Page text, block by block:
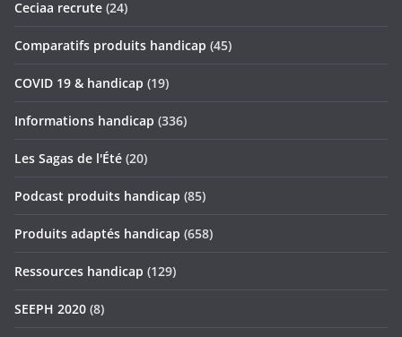
Ceciaa recrute (24)
Comparatifs produits handicap (45)
COVID 19 & handicap (19)
Informations handicap (336)
Les Sagas de l'Été (20)
Podcast produits handicap (85)
Produits adaptés handicap (658)
Ressources handicap (129)
SEEPH 2020 (8)